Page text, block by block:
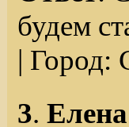
будем
| Город:
3. Елена